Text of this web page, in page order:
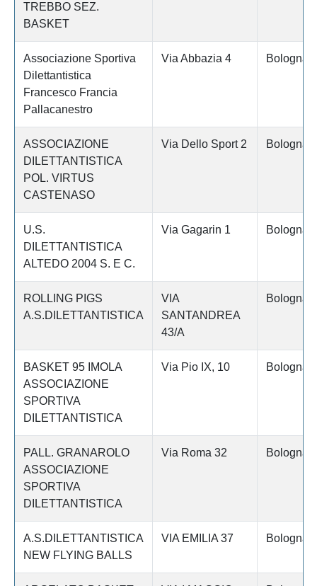
TREBBO SEZ.
BASKET
Associazione Sportiva
Dilettantistica
Francesco Francia
Pallacanestro
Via Abbazia 4 Bologna
ASSOCIAZIONE
DILETTANTISTICA
POL. VIRTUS
CASTENASO
Via Dello Sport 2 Bologna
U.S.
DILETTANTISTICA
ALTEDO 2004 S. E C.
Via Gagarin 1 Bologna
ROLLING PIGS
A.S.DILETTANTISTICA
VIA
SANTANDREA
43/A
Bologna
BASKET 95 IMOLA
ASSOCIAZIONE
SPORTIVA
DILETTANTISTICA
Via Pio IX, 10 Bologna
PALL. GRANAROLO
ASSOCIAZIONE
SPORTIVA
DILETTANTISTICA
Via Roma 32 Bologna
A.S.DILETTANTISTICA
NEW FLYING BALLS
VIA EMILIA 37 Bologna